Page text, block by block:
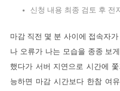
신청 내용 최종 검토 후 전
마감 직전 몇 분 사이에 접속자
나 오류가 나는 모습을 종종 보
했다가 서버 지연으로 시간에
능하면 마감 시간보다 한참 여